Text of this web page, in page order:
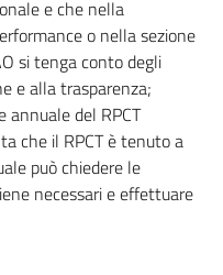
e che nella
o nella sezione
si tenga conto degli
e alla trasparenza;
annuale del RPCT
che il RPCT è tenuto a
può chiedere le
necessari e effettuare